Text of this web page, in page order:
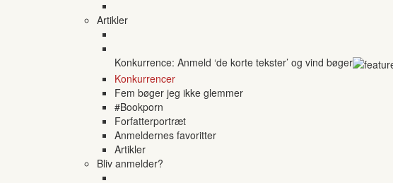
Artikler
Konkurrence: Anmeld ‘de korte tekster’ og vind bøger
Konkurrencer
Fem bøger jeg ikke glemmer
#Bookporn
Forfatterportræt
Anmeldernes favoritter
Artikler
Bliv anmelder?